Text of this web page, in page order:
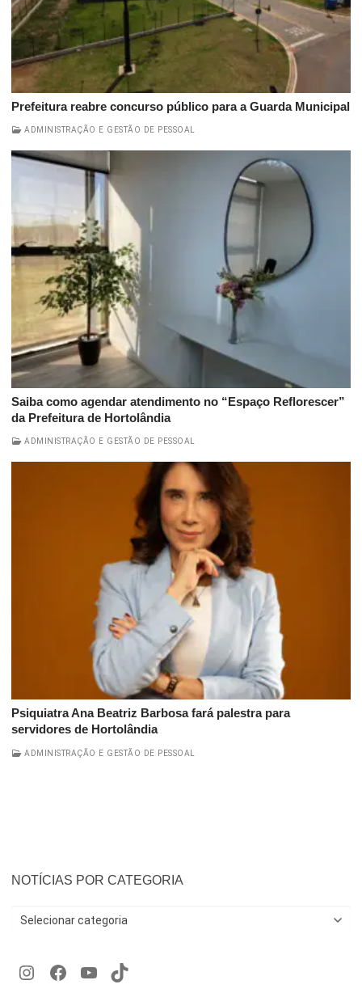
Prefeitura reabre concurso público para a Guarda Municipal
ADMINISTRAÇÃO E GESTÃO DE PESSOAL
Saiba como agendar atendimento no “Espaço Reflorescer”
da Prefeitura de Hortolândia
ADMINISTRAÇÃO E GESTÃO DE PESSOAL
Psiquiatra Ana Beatriz Barbosa fará palestra para
servidores de Hortolândia
ADMINISTRAÇÃO E GESTÃO DE PESSOAL
NOTÍCIAS POR CATEGORIA